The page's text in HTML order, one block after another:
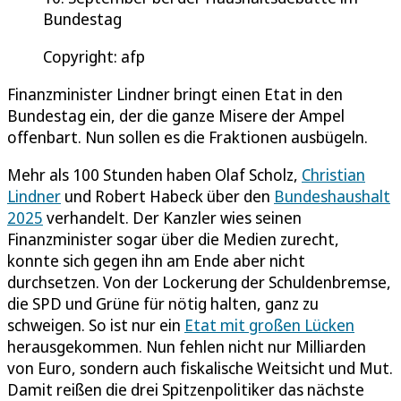
Bundestag
Copyright: afp
Finanzminister Lindner bringt einen Etat in den
Bundestag ein, der die ganze Misere der Ampel
offenbart. Nun sollen es die Fraktionen ausbügeln.
Mehr als 100 Stunden haben Olaf Scholz, Christian
Lindner und Robert Habeck über den Bundeshaushalt
2025 verhandelt. Der Kanzler wies seinen
Finanzminister sogar über die Medien zurecht,
konnte sich gegen ihn am Ende aber nicht
durchsetzen. Von der Lockerung der Schuldenbremse,
die SPD und Grüne für nötig halten, ganz zu
schweigen. So ist nur ein Etat mit großen Lücken
herausgekommen. Nun fehlen nicht nur Milliarden
von Euro, sondern auch fiskalische Weitsicht und Mut.
Damit reißen die drei Spitzenpolitiker das nächste